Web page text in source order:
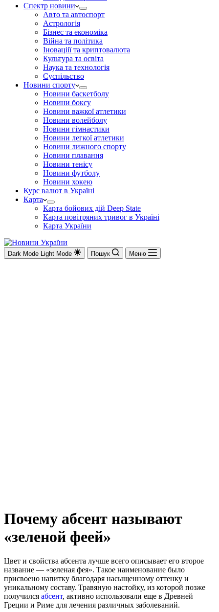
Спектр новини
Авто та автоспорт
Астрологія
Бізнес та економіка
Війна та політика
Іноваціії та криптовалюта
Культура та освіта
Наука та технологія
Суспільство
Новини спорту
Новини баскетболу
Новини боксу
Новини важкої атлетики
Новини волейболу
Новини гімнастики
Новини легкої атлетики
Новини лижного спорту
Новини плавання
Новини тенісу
Новини футболу
Новини хокею
Курс валют в Україні
Карта
Карта бойових дій Deep State
Карта повітряних тривог в Україні
Карта України
Dark Mode Light Mode Пошук Меню
Почему абсент называют
«зеленой феей»
Цвет и свойства абсента лучше всего описывает его второе
название — «зеленая фея». Такое наименование было
присвоено напитку благодаря насыщенному оттенку и
уникальному составу. Травяную настойку, из которой позже
получился абсент, активно использовали еще в Древней
Греции и Риме для лечения различных заболеваний.